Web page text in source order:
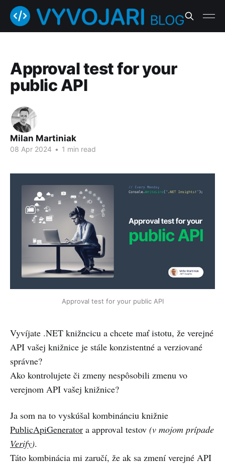
Approval test for your
public API
Milan Martiniak
08 Apr 2024 • 1 min read
Approval test for your public API
Vyvíjate .NET knižncicu a chcete mať istotu, že verejné
API vašej knižnice je stále konzistentné a verziované
správne?
Ako kontrolujete či zmeny nespôsobili zmenu vo
verejnom API vašej knižnice?
Ja som na to vyskúšal kombinánciu knižnie
PublicApiGenerator a approval testov (v mojom prípade
Verify).
Táto kombinácia mi zaručí, že ak sa zmení verejné API